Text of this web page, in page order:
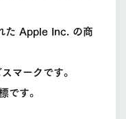
た Apple Inc. の商
ークです。
す。